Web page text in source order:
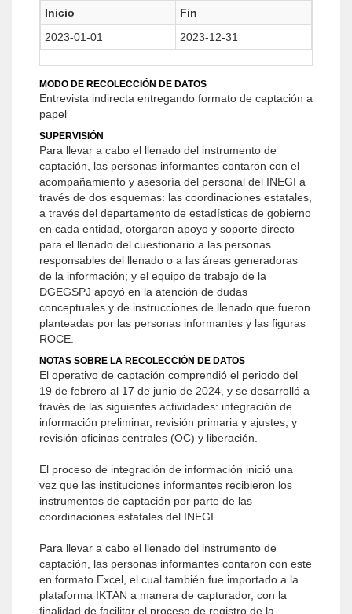
Inicio
Fin
2023-01-01
2023-12-31
MODO DE RECOLECCIÓN DE DATOS
Entrevista indirecta entregando formato de captación a
papel
SUPERVISIÓN
Para llevar a cabo el llenado del instrumento de
captación, las personas informantes contaron con el
acompañamiento y asesoría del personal del INEGI a
través de dos esquemas: las coordinaciones estatales,
a través del departamento de estadísticas de gobierno
en cada entidad, otorgaron apoyo y soporte directo
para el llenado del cuestionario a las personas
responsables del llenado o a las áreas generadoras
de la información; y el equipo de trabajo de la
DGEGSPJ apoyó en la atención de dudas
conceptuales y de instrucciones de llenado que fueron
planteadas por las personas informantes y las figuras
ROCE.
NOTAS SOBRE LA RECOLECCIÓN DE DATOS
El operativo de captación comprendió el periodo del
19 de febrero al 17 de junio de 2024, y se desarrolló a
través de las siguientes actividades: integración de
información preliminar, revisión primaria y ajustes; y
revisión oficinas centrales (OC) y liberación.
El proceso de integración de información inició una
vez que las instituciones informantes recibieron los
instrumentos de captación por parte de las
coordinaciones estatales del INEGI.
Para llevar a cabo el llenado del instrumento de
captación, las personas informantes contaron con este
en formato Excel, el cual también fue importado a la
plataforma IKTAN a manera de capturador, con la
finalidad de facilitar el proceso de registro de la